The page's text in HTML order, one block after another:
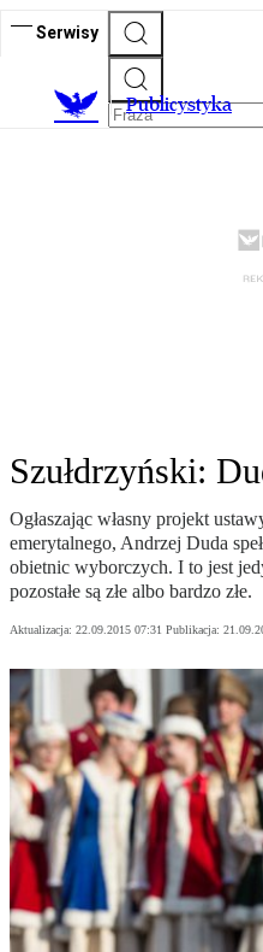
Serwisy
Publicystyka
Szułdrzyński:
Ogłaszając własny projekt
emerytalnego, Andrzej Duda
obietnic wyborczych. I to jest
pozostałe są złe albo bardzo złe.
Aktualizacja: 22.09.2015 07:31 Publikacja: